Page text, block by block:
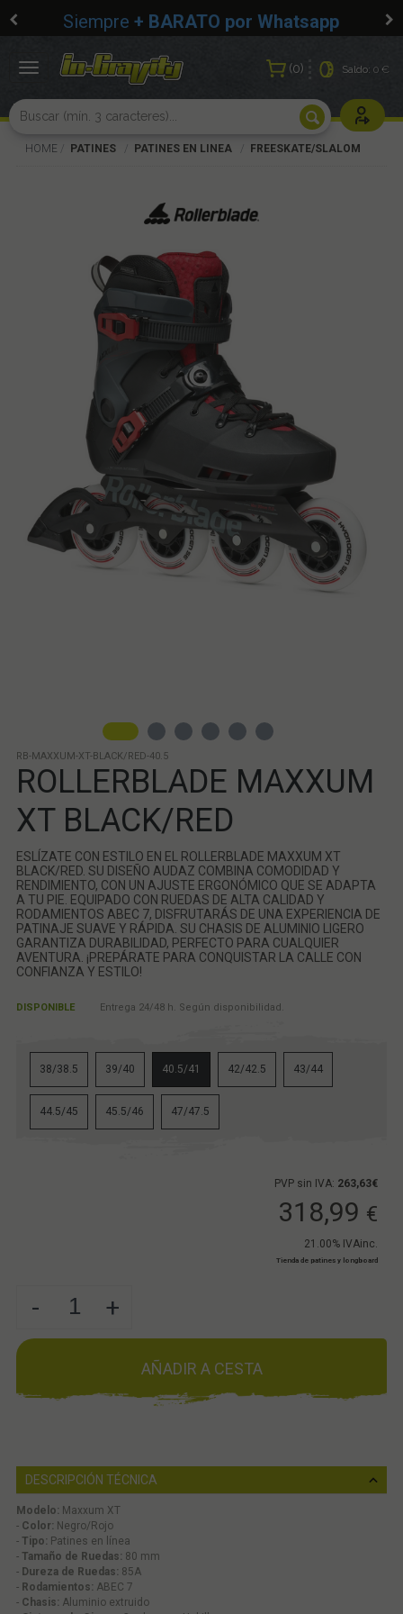
Siempre + BARATO por Whatsapp
0 Saldo:0 €
Usuarios
Toggle
HOME PATINES PATINES EN LINEA FREESKATE/SLALOM
RB-MAXXUM-XT-BLACK/RED-40.5
ROLLERBLADE MAXXUM
XT BLACK/RED
ESLÍZATE CON ESTILO EN EL ROLLERBLADE MAXXUM XT
BLACK/RED. SU DISEÑO AUDAZ COMBINA COMODIDAD Y
RENDIMIENTO, CON UN AJUSTE ERGONÓMICO QUE SE ADAPTA
A TU PIE. EQUIPADO CON RUEDAS DE ALTA CALIDAD Y
RODAMIENTOS ABEC 7, DISFRUTARÁS DE UNA EXPERIENCIA DE
PATINAJE SUAVE Y RÁPIDA. SU CHASIS DE ALUMINIO LIGERO
GARANTIZA DURABILIDAD, PERFECTO PARA CUALQUIER
AVENTURA. ¡PREPÁRATE PARA CONQUISTAR LA CALLE CON
CONFIANZA Y ESTILO!
DISPONIBLE Entrega 24/48 h. Según disponibilidad.
38/38.5 39/40 40.5/41 42/42.5 43/44
44.5/45 45.5/46 47/47.5
PVP sin IVA: 263,63€
318,99 €
21.00% IVAinc.
Tienda de patines y longboard
- +
AÑADIR A CESTA
DESCRIPCIÓN TÉCNICA
Modelo: Maxxum XT
- Color: Negro/Rojo
- Tipo: Patines en línea
- Tamaño de Ruedas: 80 mm
- Dureza de Ruedas: 85A
- Rodamientos: ABEC 7
- Chasis: Aluminio extruido